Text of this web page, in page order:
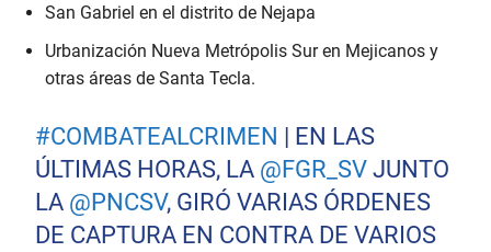
San Gabriel en el distrito de Nejapa
Urbanización Nueva Metrópolis Sur en Mejicanos y
otras áreas de Santa Tecla.
#COMBATEALCRIMEN | EN LAS
ÚLTIMAS HORAS, LA @FGR_SV JUNTO
LA @PNCSV, GIRÓ VARIAS ÓRDENES
DE CAPTURA EN CONTRA DE VARIOS